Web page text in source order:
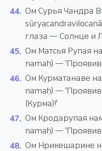
Ом Сурья Чандра
глаза — Солнце и
Ом Матсья Рупая
namaḥ) —
Ом Курматанаве
namaḥ) —
(Курма)!'
Ом Кродарупая
namaḥ) —
Ом Нрикешарине